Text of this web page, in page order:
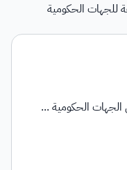
للجهات الحكومية
والاشتراطا...